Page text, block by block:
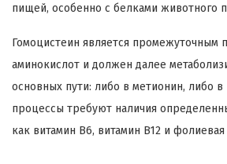
пищей, особенно с белками животного
Гомоцистеин является промежуточным
аминокислот и должен далее
основных пути: либо в метионин, либо в
процессы требуют наличия
как витамин B6, витамин B12 и фолиевая